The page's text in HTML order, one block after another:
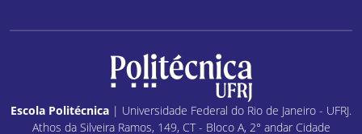
Escola Politécnica | Universidade Federal do Rio de Janeiro - UFRJ.
Athos da Silveira Ramos, 149, CT - Bloco A, 2° andar Cidade